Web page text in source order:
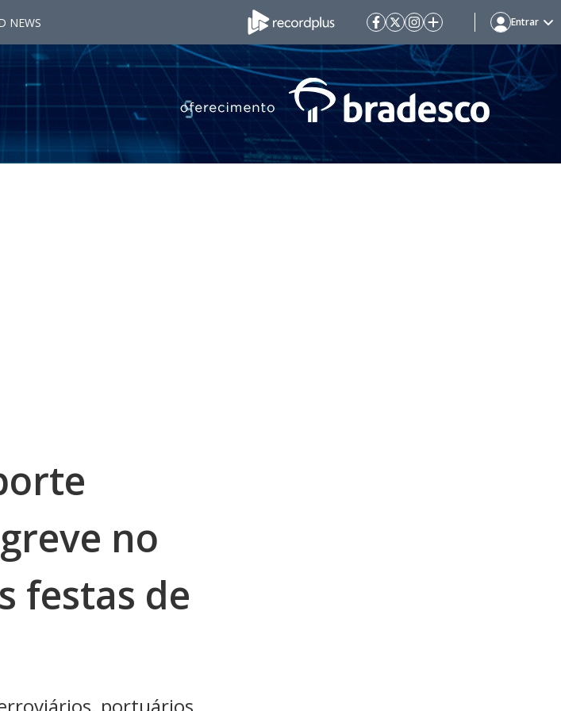
NEWS Entrar
no
festas de